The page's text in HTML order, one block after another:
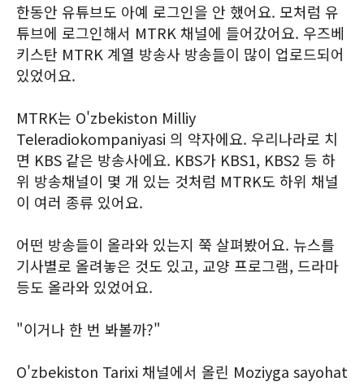
한동안 유튜브도 아예 로그인을 안 했어요. 모처럼 유
튜브에 로그인해서 MTRK 채널에 들어갔어요. 우즈베
키스탄 MTRK 계열 방송사 방송들이 많이 업로드되어
있었어요.
MTRK는 O'zbekiston Milliy
Teleradiokompaniyasi 의 약자에요. 우리나라로 치
면 KBS 같은 방송사에요. KBS가 KBS1, KBS2 등 하
위 방송채널이 몇 개 있는 것처럼 MTRK도 하위 채널
이 여러 종류 있어요.
어떤 방송들이 올라와 있는지 쭉 살펴봤어요. 뉴스를
기사별로 올려놓은 것도 있고, 교양 프로그램, 드라마
등도 올라와 있었어요.
"이거나 한 번 봐볼까?"
O'zbekiston Tarixi 채널에서 올린 Moziyga sayohat